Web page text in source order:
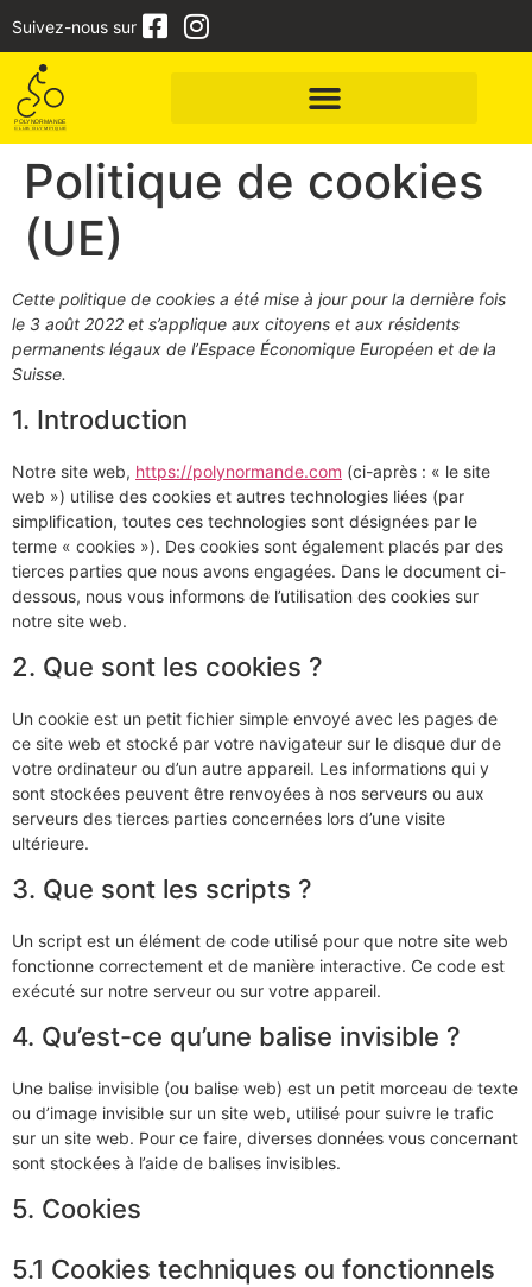
Suivez-nous sur
Politique de cookies
(UE)
Cette politique de cookies a été mise à jour pour la dernière fois
le 3 août 2022 et s’applique aux citoyens et aux résidents
permanents légaux de l’Espace Économique Européen et de la
Suisse.
1. Introduction
Notre site web, https://polynormande.com (ci-après : « le site
web ») utilise des cookies et autres technologies liées (par
simplification, toutes ces technologies sont désignées par le
terme « cookies »). Des cookies sont également placés par des
tierces parties que nous avons engagées. Dans le document ci-
dessous, nous vous informons de l’utilisation des cookies sur
notre site web.
2. Que sont les cookies ?
Un cookie est un petit fichier simple envoyé avec les pages de
ce site web et stocké par votre navigateur sur le disque dur de
votre ordinateur ou d’un autre appareil. Les informations qui y
sont stockées peuvent être renvoyées à nos serveurs ou aux
serveurs des tierces parties concernées lors d’une visite
ultérieure.
3. Que sont les scripts ?
Un script est un élément de code utilisé pour que notre site web
fonctionne correctement et de manière interactive. Ce code est
exécuté sur notre serveur ou sur votre appareil.
4. Qu’est-ce qu’une balise invisible ?
Une balise invisible (ou balise web) est un petit morceau de texte
ou d’image invisible sur un site web, utilisé pour suivre le trafic
sur un site web. Pour ce faire, diverses données vous concernant
sont stockées à l’aide de balises invisibles.
5. Cookies
5.1 Cookies techniques ou fonctionnels